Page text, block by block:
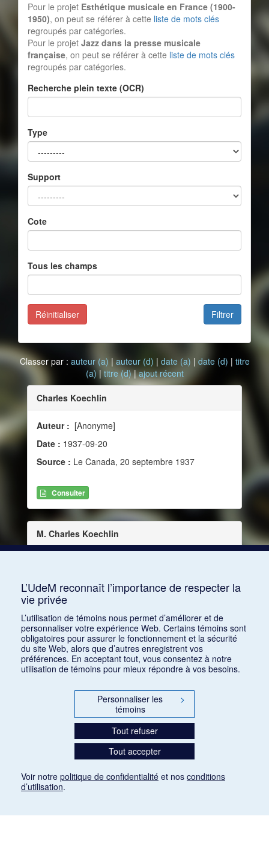
Pour le projet Esthétique musicale en France (1900-
1950), on peut se référer à cette liste de mots clés
regroupés par catégories.
Pour le projet Jazz dans la presse musicale
française, on peut se référer à cette liste de mots clés
regroupés par catégories.
Recherche plein texte (OCR)
Type
Support
Cote
Tous les champs
Filtrer
Réinitialiser
Classer par : auteur (a) |auteur (d) | date (a) | date (d) | titre
(a)| titre (d)|ajout récent
Charles Koechlin
Auteur : [Anonyme]
Date : 1937-09-20
Source : Le Canada, 20 septembre 1937
Consulter
M. Charles Koechlin
L’UdeM reconnaît l’importance de respecter la
vie privée
L’utilisation de témoins nous permet d’améliorer et de
personnaliser votre expérience Web. Certains témoins sont
obligatoires pour assurer le fonctionnement et la sécurité
du site Web, alors que d’autres enregistrent vos
préférences. En acceptant tout, vous consentez à notre
utilisation de témoins pour mieux répondre à vos besoins.
Personnaliser les
témoins
>
Tout refuser
Tout accepter
Voir notre politique de confidentialité et nos conditions
d’utilisation.